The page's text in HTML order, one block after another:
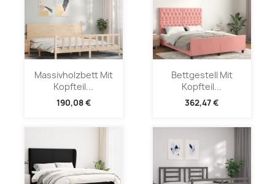
Massivholzbett Mit
Kopfteil...
190,08 €
Bettgestell Mit
Kopfteil...
362,47 €